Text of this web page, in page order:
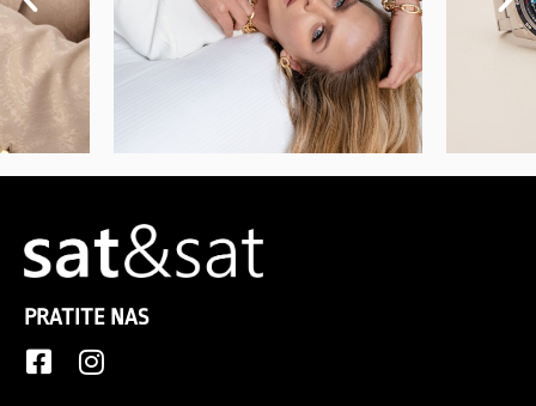
PRATITE NAS